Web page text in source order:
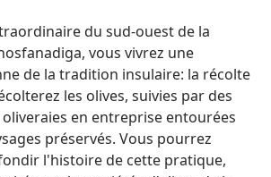
du sud-ouest de la
vous vivrez une
de la tradition insulaire: la récolte
les olives, suivies par des
en entreprise entourées
préservés. Vous pourrez
l'histoire de cette pratique,